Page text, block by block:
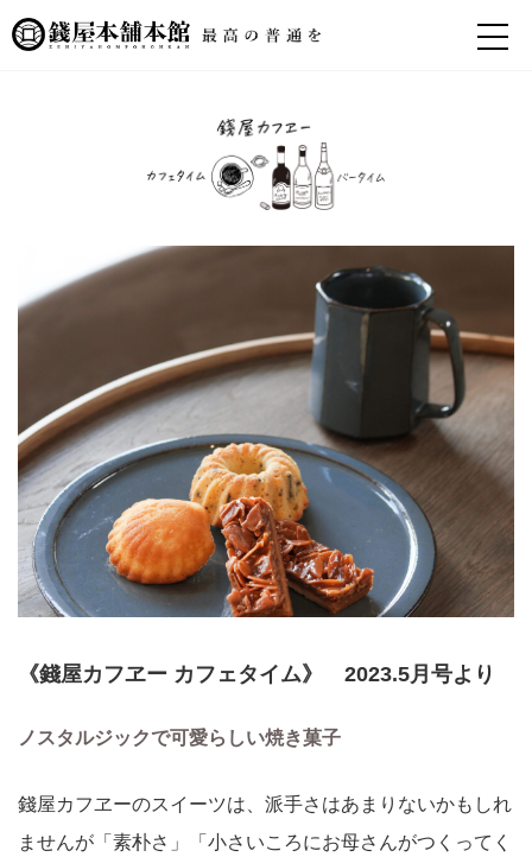
《錢屋カフヱー カフェタイム》 2023.5月号より
ノスタルジックで可愛らしい焼き菓子
錢屋カフヱーのスイーツは、派手さはあまりないかもしれ
ませんが「素朴さ」「小さいころにお母さんがつくってく